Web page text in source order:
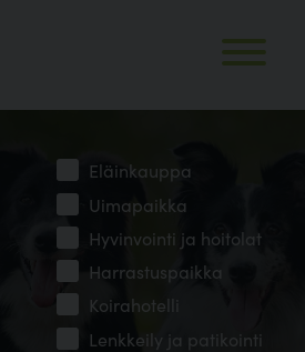
Eläinkauppa
Uimapaikka
Hyvinvointi ja hoitolat
Harrastuspaikka
Koirahotelli
Lenkkeily ja patikointi